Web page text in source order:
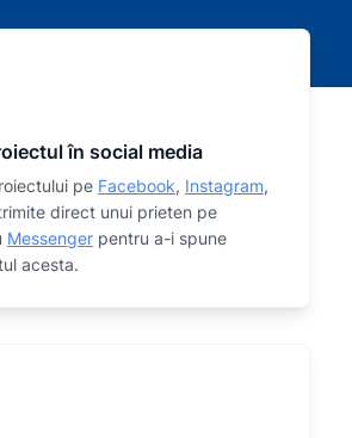
în social media
pe Facebook, Instagram,
direct unui prieten pe
Messenger pentru a-i spune
acesta.